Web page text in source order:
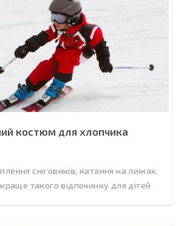
костюм для хлопчика
сніговиків, катання на лижах.
такого відпочинку для дітей